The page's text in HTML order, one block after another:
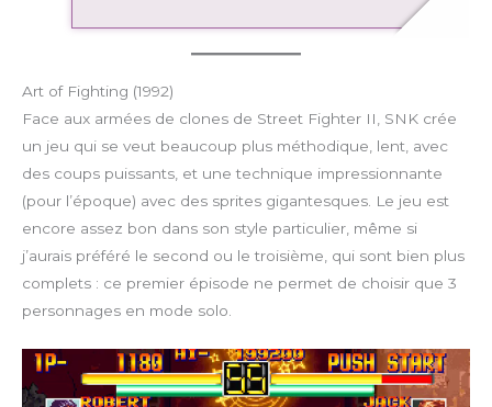
Art of Fighting (1992)
Face aux armées de clones de Street Fighter II, SNK crée
un jeu qui se veut beaucoup plus méthodique, lent, avec
des coups puissants, et une technique impressionnante
(pour l’époque) avec des sprites gigantesques. Le jeu est
encore assez bon dans son style particulier, même si
j’aurais préféré le second ou le troisième, qui sont bien plus
complets : ce premier épisode ne permet de choisir que 3
personnages en mode solo.